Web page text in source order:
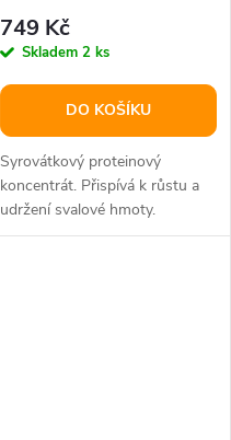
749 Kč
Skladem 2 ks
DO KOŠÍKU
Syrovátkový proteinový
koncentrát. Přispívá k růstu a
udržení svalové hmoty.